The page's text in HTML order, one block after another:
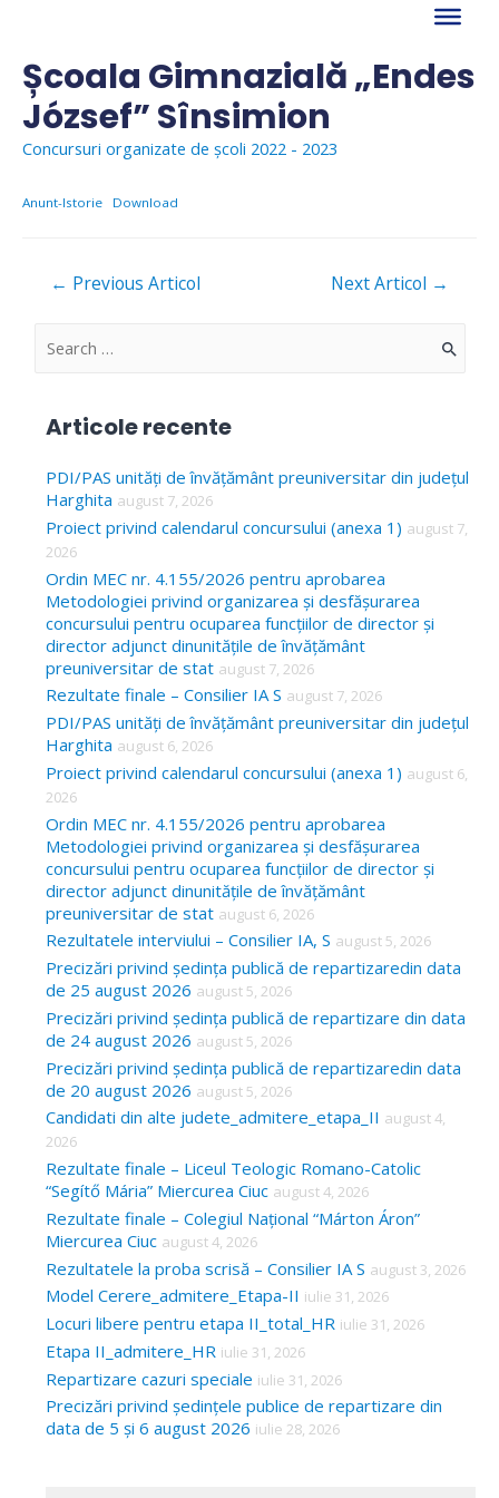
contentȘcoala Gimnazială „Endes
József” Sînsimion
Concursuri organizate de școli 2022 - 2023
Anunt-Istorie Download
Navigare
← Previous Articol Next Articol →
S
c
h
f
o
r
Articole recente
PDI/PAS unități de învățământ preuniversitar din județul
Harghita august 7, 2026
Proiect privind calendarul concursului (anexa 1) august 7,
2026
Ordin MEC nr. 4.155/2026 pentru aprobarea
Metodologiei privind organizarea și desfășurarea
concursului pentru ocuparea funcțiilor de director și
director adjunct dinunitățile de învățământ
preuniversitar de stat august 7, 2026
Rezultate finale – Consilier IA S august 7, 2026
PDI/PAS unități de învățământ preuniversitar din județul
Harghita august 6, 2026
Proiect privind calendarul concursului (anexa 1) august 6,
2026
Ordin MEC nr. 4.155/2026 pentru aprobarea
Metodologiei privind organizarea și desfășurarea
concursului pentru ocuparea funcțiilor de director și
director adjunct dinunitățile de învățământ
preuniversitar de stat august 6, 2026
Rezultatele interviului – Consilier IA, S august 5, 2026
Precizări privind ședința publică de repartizaredin data
de 25 august 2026 august 5, 2026
Precizări privind ședința publică de repartizare din data
de 24 august 2026 august 5, 2026
Precizări privind ședința publică de repartizaredin data
de 20 august 2026 august 5, 2026
Candidati din alte judete_admitere_etapa_II august 4,
2026
Rezultate finale – Liceul Teologic Romano-Catolic
“Segítő Mária” Miercurea Ciuc august 4, 2026
Rezultate finale – Colegiul Național “Márton Áron”
Miercurea Ciuc august 4, 2026
Rezultatele la proba scrisă – Consilier IA S august 3, 2026
Model Cerere_admitere_Etapa-II iulie 31, 2026
Locuri libere pentru etapa II_total_HR iulie 31, 2026
Etapa II_admitere_HR iulie 31, 2026
Repartizare cazuri speciale iulie 31, 2026
Precizări privind ședințele publice de repartizare din
data de 5 și 6 august 2026 iulie 28, 2026